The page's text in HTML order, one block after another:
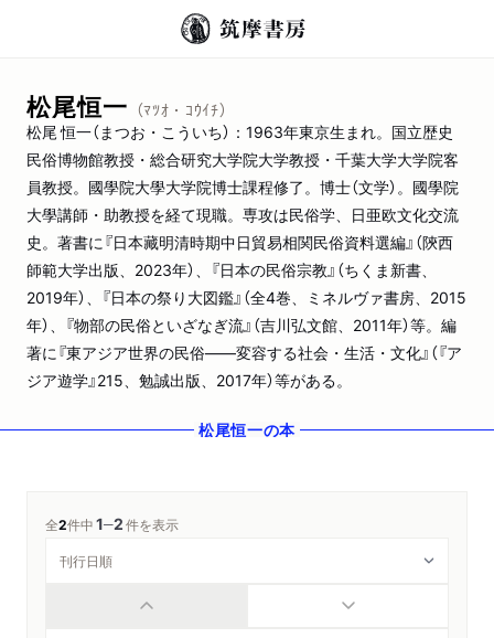
松尾恒一 （ﾏﾂｵ・ｺｳｲﾁ）
松尾 恒一（まつお・こういち）：1963年東京生まれ。国立歴史
民俗博物館教授・総合研究大学院大学教授・千葉大学大学院客
員教授。國學院大學大学院博士課程修了。博士（文学）。國學院
大學講師・助教授を経て現職。専攻は民俗学、日亜欧文化交流
史。著書に『日本藏明清時期中日貿易相関民俗資料選編』（陝西
師範大学出版、2023年）、『日本の民俗宗教』（ちくま新書、
2019年）、『日本の祭り大図鑑』（全4巻、ミネルヴァ書房、2015
年）、『物部の民俗といざなぎ流』（吉川弘文館、2011年）等。編
著に『東アジア世界の民俗――変容する社会・生活・文化』（『ア
ジア遊学』215、勉誠出版、2017年）等がある。
松尾恒一の本
全2件中1─2件を表示